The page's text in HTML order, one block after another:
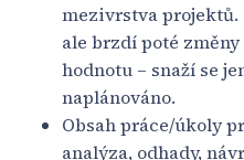
mezivrstva projektů.
ale brzdí poté
hodnotu – snaží se
naplánováno.
Obsah práce/úkoly
analýza, odhady,